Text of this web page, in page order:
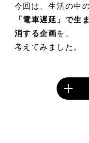
今回は、生活の中
「電車遅延」で生
消する企画を、
考えてみました。